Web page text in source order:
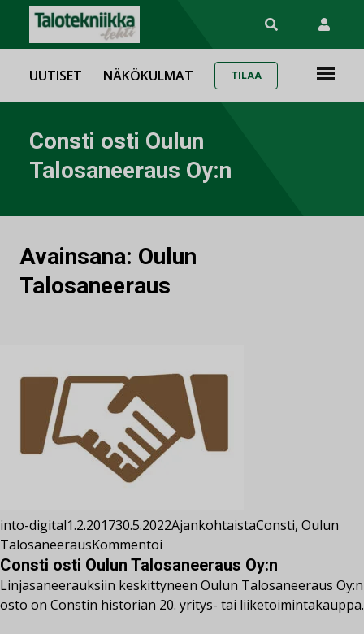
UUTISET NÄKÖKULMAT TILAA
Consti osti Oulun
Talosaneeraus Oy:n
Avainsana: Oulun
Talosaneeraus
into-digital1.2.201730.5.2022AjankohtaistaConsti, Oulun
TalosaneerausKommentoi
Consti osti Oulun Talosaneeraus Oy:n
Linjasaneerauksiin keskittyneen Oulun Talosaneeraus Oy:n
osto on Constin historian 20. yritys- tai liiketoimintakauppa.